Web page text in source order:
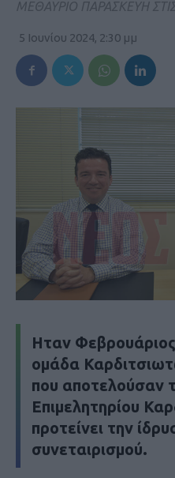
ΜΕΘΑΥΡΙΟ ΠΑΡΑΣΚΕΥΗ
5 Ιουνίου 2024, 2:30 μμ
Ηταν
ομάδα
που αποτελούσαν
Επιμελητηρίου
προτείνει την
συνεταιρισμού.